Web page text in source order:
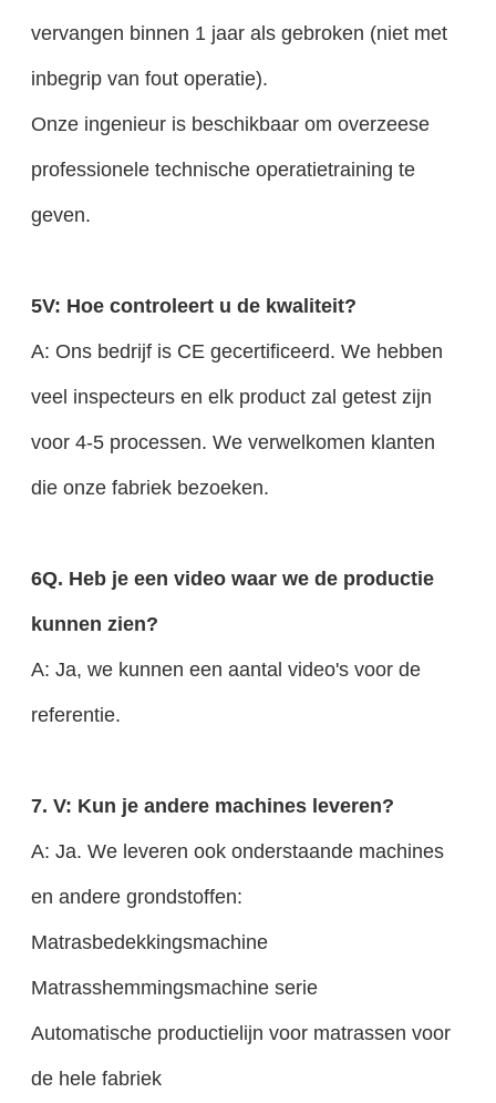
vervangen binnen 1 jaar als gebroken (niet met
inbegrip van fout operatie).
Onze ingenieur is beschikbaar om overzeese
professionele technische operatietraining te
geven.
5V: Hoe controleert u de kwaliteit?
A: Ons bedrijf is CE gecertificeerd. We hebben
veel inspecteurs en elk product zal getest zijn
voor 4-5 processen. We verwelkomen klanten
die onze fabriek bezoeken.
6Q. Heb je een video waar we de productie
kunnen zien?
A: Ja, we kunnen een aantal video's voor de
referentie.
7. V: Kun je andere machines leveren?
A: Ja. We leveren ook onderstaande machines
en andere grondstoffen:
Matrasbedekkingsmachine
Matrasshemmingsmachine serie
Automatische productielijn voor matrassen voor
de hele fabriek